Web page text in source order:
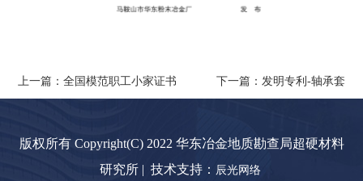
上一篇：全国模范职工小家证书 下一篇：发明专利-轴承套
版权所有 Copyright(C) 2022 华东冶金地质勘查局超硬材料
研究所 | 技术支持： 辰光网络